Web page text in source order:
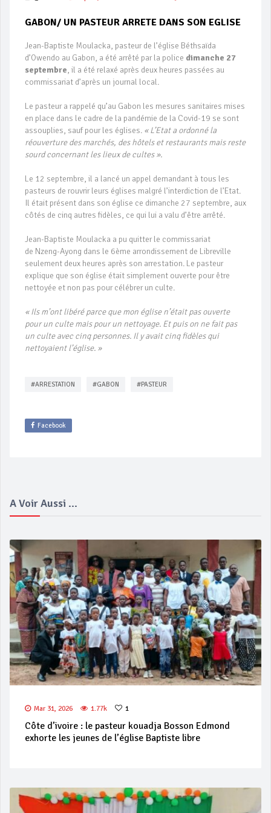
GABON/ UN PASTEUR ARRETE DANS SON EGLISE
Jean-Baptiste Moulacka, pasteur de l’église Béthsaïda
d’Owendo au Gabon, a été arrêté par la police dimanche 27
septembre, il a été relaxé après deux heures passées au
commissariat d’après un journal local.
Le pasteur a rappelé qu’au Gabon les mesures sanitaires mises
en place dans le cadre de la pandémie de la Covid-19 se sont
assouplies, sauf pour les églises. « L’Etat a ordonné la
réouverture des marchés, des hôtels et restaurants mais reste
sourd concernant les lieux de cultes ».
Le 12 septembre, il a lancé un appel demandant à tous les
pasteurs de rouvrir leurs églises malgré l’interdiction de l’Etat.
Il était présent dans son église ce dimanche 27 septembre, aux
côtés de cinq autres fidèles, ce qui lui a valu d’être arrêté.
Jean-Baptiste Moulacka a pu quitter le commissariat
de Nzeng-Ayong dans le 6ème arrondissement de Libreville
seulement deux heures après son arrestation. Le pasteur
explique que son église était simplement ouverte pour être
nettoyée et non pas pour célébrer un culte.
« Ils m’ont libéré parce que mon église n’était pas ouverte
pour un culte mais pour un nettoyage. Et puis on ne fait pas
un culte avec cinq personnes. Il y avait cinq fidèles qui
nettoyaient l’église. »
#ARRESTATION #GABON #PASTEUR
Facebook
A Voir Aussi ...
Mar 31, 2026 1.77k 1
Côte d’ivoire : le pasteur kouadja Bosson Edmond
exhorte les jeunes de l’église Baptiste libre